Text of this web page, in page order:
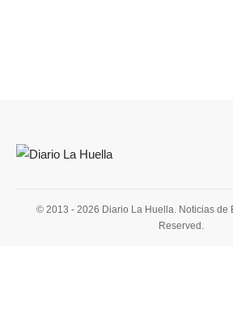
© 2013 - 2026 Diario La Huella. Noticias de
Reserved.